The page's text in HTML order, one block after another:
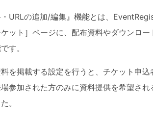
・URLの追加/編集』機能とは、
ット］ページに、配布資料やダウンロ
す。
を掲載する設定を行うと、チケット申
参加された方のみに資料提供を希望さ
。